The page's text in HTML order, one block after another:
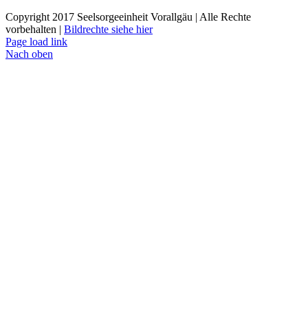
Copyright 2017 Seelsorgeeinheit Vorallgäu | Alle Rechte
vorbehalten | Bildrechte siehe hier
Page load link
Nach oben